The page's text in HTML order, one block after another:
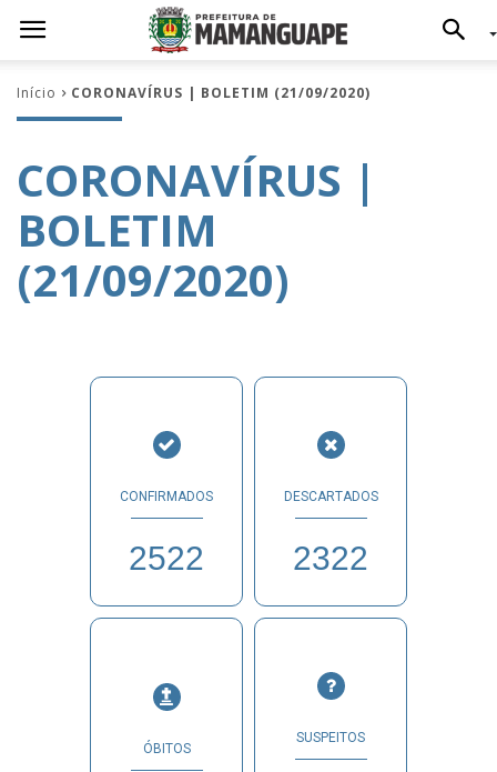
Início CORONAVÍRUS | BOLETIM (21/09/2020)
CORONAVÍRUS |
BOLETIM
(21/09/2020)
CONFIRMADOS
2522
DESCARTADOS
2322
ÓBITOS
SUSPEITOS